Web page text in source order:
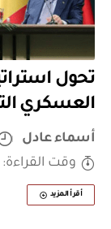
تحول
العسكري
أسماء عادل
وقت القراءة: 11 دقيقة
أقرأ المزيد